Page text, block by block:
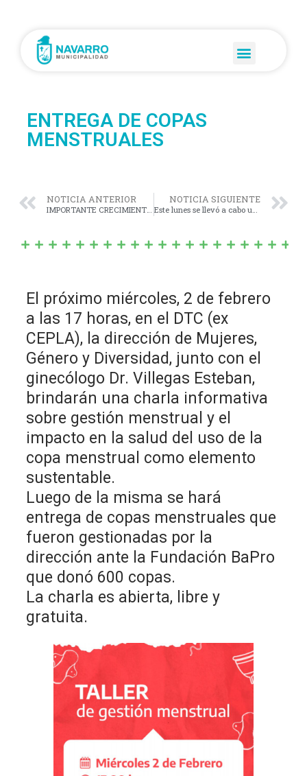
ENTREGA DE COPAS
MENSTRUALES
NOTICIA ANTERIOR
IMPORTANTE CRECIMIENTO TURÍSTICO EN EL AÑO 2021
NOTICIA SIGUIENTE
Este lunes se llevó a cabo una reunión en el salón de actos de la municipalidad con padres, madres y alumnos ingresantes en este 2022 a la casa del estudiante de Navarro en La Plata.
El próximo miércoles, 2 de febrero
a las 17 horas, en el DTC (ex
CEPLA), la dirección de Mujeres,
Género y Diversidad, junto con el
ginecólogo Dr. Villegas Esteban,
brindarán una charla informativa
sobre gestión menstrual y el
impacto en la salud del uso de la
copa menstrual como elemento
sustentable.
Luego de la misma se hará
entrega de copas menstruales que
fueron gestionadas por la
dirección ante la Fundación BaPro
que donó 600 copas.
La charla es abierta, libre y
gratuita.